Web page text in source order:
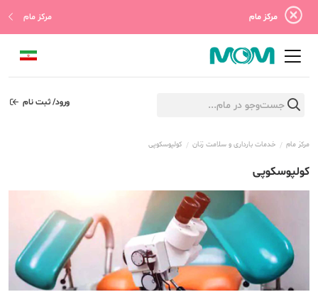
مرکز مام مرکز مام
ورود/ ثبت نام
مرکز مام خدمات بارداری و سلامت زنان کولپوسکوپی
کولپوسکوپی